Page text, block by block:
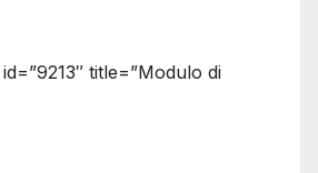
title=”Modulo di